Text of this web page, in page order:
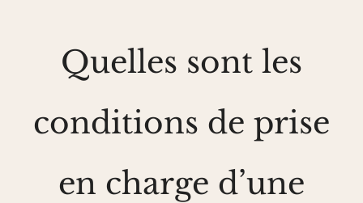
Quelles sont les
conditions de prise
en charge d’une